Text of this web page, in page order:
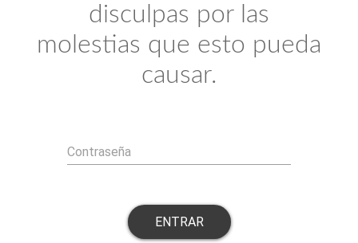
disculpas por las
molestias que esto pueda
causar.
Contraseña
ENTRAR